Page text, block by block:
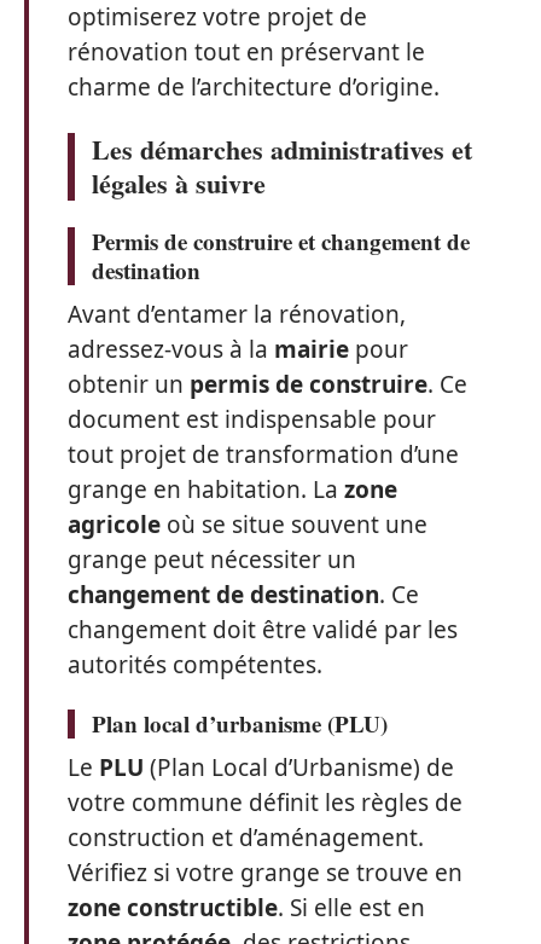
optimiserez votre projet de
rénovation tout en préservant le
charme de l’architecture d’origine.
Les démarches administratives et
légales à suivre
Permis de construire et changement de
destination
Avant d’entamer la rénovation,
adressez-vous à la mairie pour
obtenir un permis de construire. Ce
document est indispensable pour
tout projet de transformation d’une
grange en habitation. La zone
agricole où se situe souvent une
grange peut nécessiter un
changement de destination. Ce
changement doit être validé par les
autorités compétentes.
Plan local d’urbanisme (PLU)
Le PLU (Plan Local d’Urbanisme) de
votre commune définit les règles de
construction et d’aménagement.
Vérifiez si votre grange se trouve en
zone constructible. Si elle est en